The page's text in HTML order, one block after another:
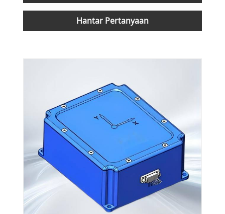
Hantar Pertanyaan